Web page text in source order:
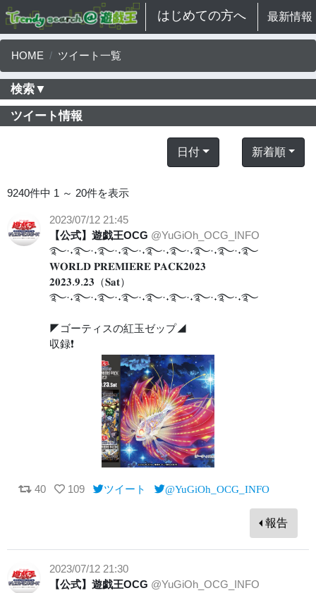
はじめての方へ 最新情報
HOME ツイート一覧
検索▼
ツイート情報
日付 新着順
9240件中 1 ～ 20件を表示
2023/07/12 21:45
【公式】遊戯王OCG @YuGiOh_OCG_INFO
࿐·˖࿐·˖࿐·˖࿐·˖࿐·˖࿐·˖࿐·˖࿐·˖࿐
𝐖𝐎𝐑𝐋𝐃 𝐏𝐑𝐄𝐌𝐈𝐄𝐑𝐄 𝐏𝐀𝐂𝐊𝟐𝟎𝟐𝟑
𝟐𝟎𝟐𝟑.𝟗.𝟐𝟑（𝐒𝐚𝐭）
࿐·˖࿐·˖࿐·˖࿐·˖࿐·˖࿐·˖࿐·˖࿐·˖࿐
◤ゴーティスの紅玉ゼップ◢
収録❗️
40 109 ツイート @YuGiOh_OCG_INFO
報告
2023/07/12 21:30
【公式】遊戯王OCG @YuGiOh_OCG_INFO